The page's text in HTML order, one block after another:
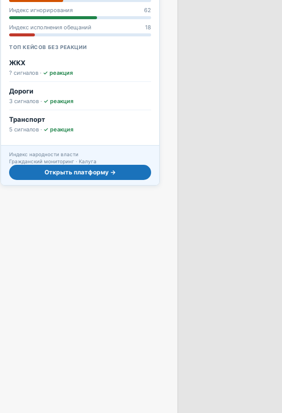
Индекс игнорирования 62
Индекс исполнения обещаний 18
ТОП КЕЙСОВ БЕЗ РЕАКЦИИ
ЖКХ
? сигналов · ✓ реакция
Дороги
3 сигналов · ✓ реакция
Транспорт
5 сигналов · ✓ реакция
Индекс народности власти
Гражданский мониторинг · Калуга
Открыть платформу →